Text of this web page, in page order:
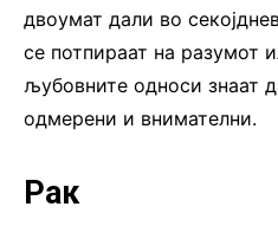
двоумат дали во
се потпираат на разумот
љубовните односи знаат
одмерени и внимателни.
Рак